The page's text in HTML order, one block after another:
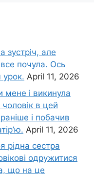
зустріч, але
все почула. Ось
урок. April 11, 2026
мене і викинула
в цей
і побачив
April 11, 2026
рідна сестра
одружитися
що на це